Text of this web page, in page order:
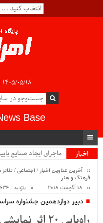
۱۴۰۵/۰۵/۱۸
Base
اخبار
ماجرای ایجاد صنایع
آخرین عناوین اخبار / اجتماعی/
فرهنگ و هنر
بازدید : 1634
دبیر دوازدهمین جشنواره